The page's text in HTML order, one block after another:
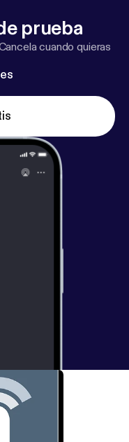
prueba
cuando quieras